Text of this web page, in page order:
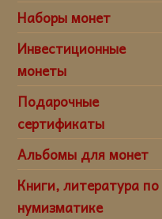
Наборы монет
Инвестиционные
монеты
Подарочные
сертификаты
Альбомы для монет
Книги, литература по
нумизматике